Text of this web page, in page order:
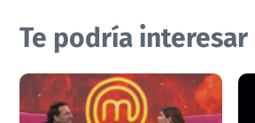
Te podría interesar